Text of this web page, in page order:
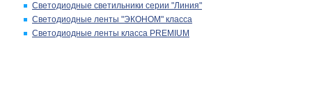
Светодиодные светильники серии "Линия"
Светодиодные ленты "ЭКОНОМ" класса
Светодиодные ленты класса PREMIUM